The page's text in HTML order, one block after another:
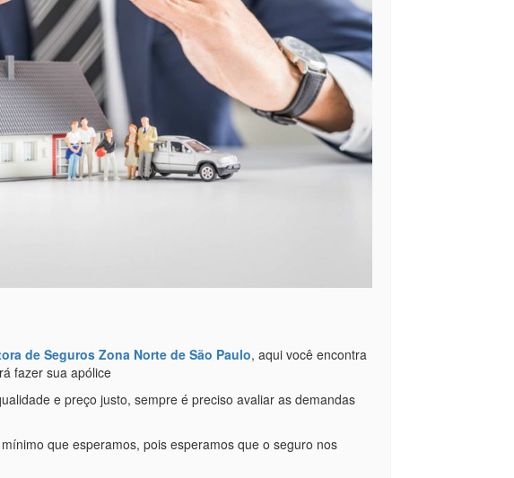
de Seguros Zona Norte de São Paulo, aqui você encontra
fazer sua apólice
e preço justo, sempre é preciso avaliar as demandas
que esperamos, pois esperamos que o seguro nos